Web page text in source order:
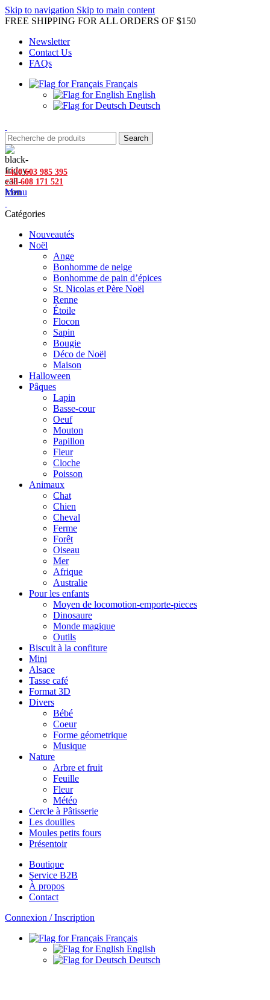
Skip to navigation Skip to main content
FREE SHIPPING FOR ALL ORDERS OF $150
Newsletter
Contact Us
FAQs
Français
English
Deutsch
Search
+420 603 985 395
+33 608 171 521
Menu
Catégories
Nouveautés
Noël
Ange
Bonhomme de neige
Bonhomme de pain d’épices
St. Nicolas et Père Noël
Renne
Étoile
Flocon
Sapin
Bougie
Déco de Noël
Maison
Halloween
Pâques
Lapin
Basse-cour
Oeuf
Mouton
Papillon
Fleur
Cloche
Poisson
Animaux
Chat
Chien
Cheval
Ferme
Forêt
Oiseau
Mer
Afrique
Australie
Pour les enfants
Moyen de locomotion-emporte-pieces
Dinosaure
Monde magique
Outils
Biscuit à la confiture
Mini
Alsace
Tasse café
Format 3D
Divers
Bébé
Coeur
Forme géometrique
Musique
Nature
Arbre et fruit
Feuille
Fleur
Météo
Cercle à Pâtisserie
Les douilles
Moules petits fours
Présentoir
Boutique
Service B2B
À propos
Contact
Connexion / Inscription
Français
English
Deutsch